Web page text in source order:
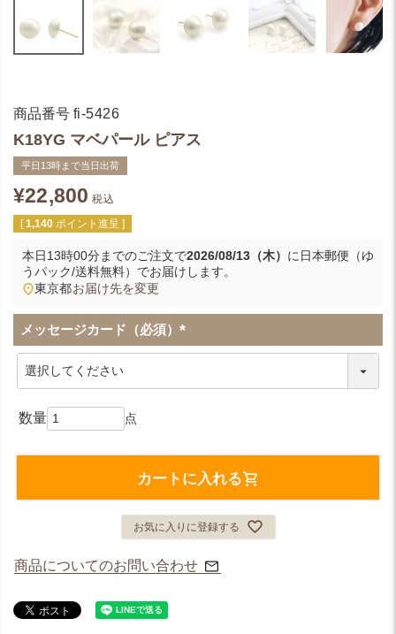
商品番号 fi-5426
K18YG マベパール ピアス
平日13時まで当日出荷
¥22,800 税込
[ 1,140 ポイント進呈 ]
本日13時00分までのご注文で2026/08/13（木） に 日本郵便（ゆ
うパック/送料無料） でお届けします。
東京都お届け先を変更
メッセージカード（必須）
(
カートに入れる
お気に入りに登録する
商品についてのお問い合わせ